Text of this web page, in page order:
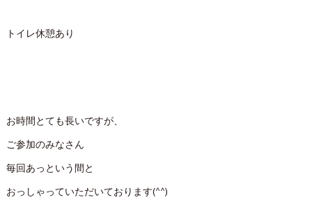
トイレ休憩あり
お時間とても長いですが、
ご参加のみなさん
毎回あっという間と
おっしゃっていただいております(^^)